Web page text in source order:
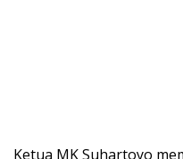
Ketua MK Suhartoyo